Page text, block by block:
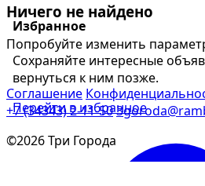
Избранное
Сохраняйте интересные
вернуться к ним позже.
Перейти в избранное
Ничего не найдено
Попробуйте изменить
Соглашение
+7 (34343) 2-11-50
©2026 Три Города